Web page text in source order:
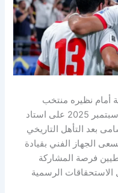
أمام نظيره منتخب
جمهورية الدومينيكان، مساء الثلاثاء 9 سبتمبر 2025 على استاد
بعد التأهل التاريخي
العالم 2026، حيث يسعى الجهاز الفني بقيادة
فرصة المشاركة
الرسمية